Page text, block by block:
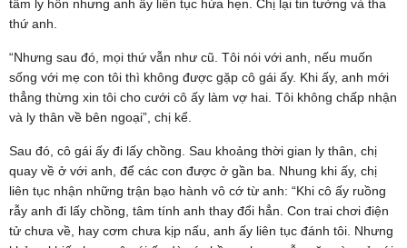
tâm ly hôn nhưng anh ấy liên tục hứa hẹn. Chị lại tin tưởng và tha
thứ anh.
“Nhưng sau đó, mọi thứ vẫn như cũ. Tôi nói với anh, nếu muốn
sống với mẹ con tôi thì không được gặp cô gái ấy. Khi ấy, anh mới
thẳng thừng xin tôi cho cưới cô ấy làm vợ hai. Tôi không chấp nhận
và ly thân về bên ngoại”, chị kể.
Sau đó, cô gái ấy đi lấy chồng. Sau khoảng thời gian ly thân, chị
quay về ở với anh, để các con được ở gần ba. Nhung khi ấy, chị
liên tục nhận những trận bạo hành vô cớ từ anh: “Khi cô ấy ruồng
rẫy anh đi lấy chồng, tâm tính anh thay đổi hẳn. Con trai chơi điện
tử chưa về, hay cơm chưa kịp nấu, anh ấy liên tục đánh tôi. Nhưng